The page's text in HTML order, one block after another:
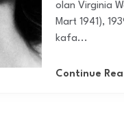
olan Virginia
Mart 1941),
kafa...
Continue